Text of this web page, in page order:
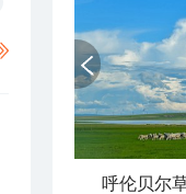
呼伦贝尔